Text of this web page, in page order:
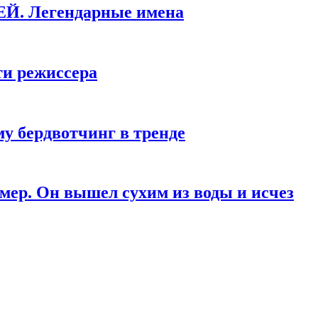
Легендарные имена
режиссера
бердвотчинг в тренде
Он вышел сухим из воды и исчез